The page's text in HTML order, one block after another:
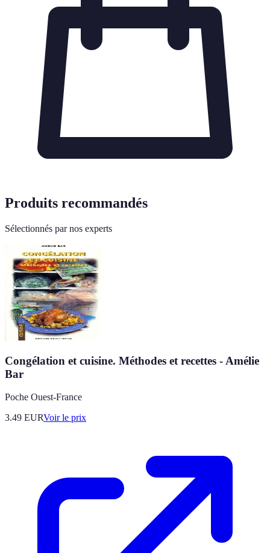
Produits recommandés
Sélectionnés par nos experts
Congélation et cuisine. Méthodes et recettes - Amélie
Bar
Poche Ouest-France
3.49 EURVoir le prix